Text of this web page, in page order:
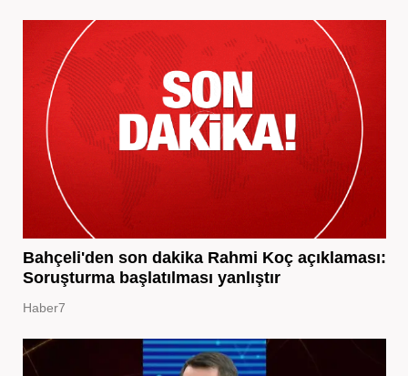
Bahçeli'den son dakika Rahmi Koç açıklaması:
Soruşturma başlatılması yanlıştır
Haber7